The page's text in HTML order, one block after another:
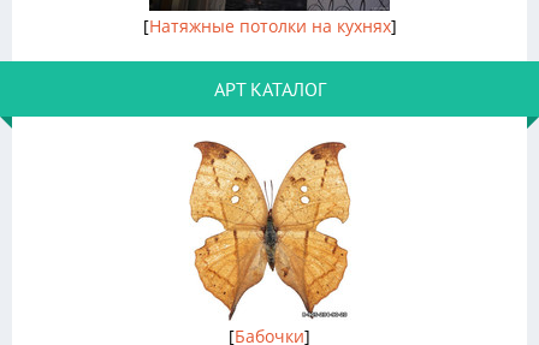
[Натяжные потолки на кухнях]
АРТ КАТАЛОГ
[Бабочки]